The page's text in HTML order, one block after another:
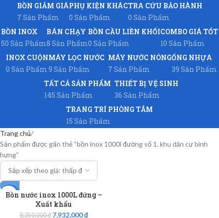
BỒN GIẢM GIÁ
7 Sản Phẩm
PHỤ KIỆN KHÁC
0 Sản Phẩm
TRA CỨU BẢO HÀNH
0 Sản Phẩm
BỒN INOX
50 Sản Phẩm
BÁN CHẠY
8 Sản Phẩm
BỒN CẦU LIỀN KHỐI
0 Sản Phẩm
COMBO GIÁ TỐT
10 Sản Phẩm
INOX CUỘN
0 Sản Phẩm
MÁY LỌC NƯỚC
9 Sản Phẩm
MÁY NƯỚC NÓNG
7 Sản Phẩm
ỐNG NHỰA
39 Sản Phẩm
TẤT CẢ SẢN PHẨM
145 Sản Phẩm
THIẾT BỊ VỆ SINH
36 Sản Phẩm
TRANG TRÍ PHÒNG TẮM
15 Sản Phẩm
Trang chủ
Sản phẩm được gắn thẻ “bồn inox 1000l đường số 1. khu dân cư bình
hưng”
-5%
Bồn nước inox 1000L đứng –
Xuất khẩu
8,350,000₫ 7,932,000₫